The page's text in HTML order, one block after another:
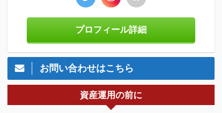
プロフィール詳細
お問い合わせはこちら
資産運用の前に